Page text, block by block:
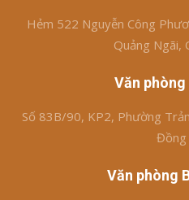
Hẻm 522 Nguyễn Công
Quảng Ngãi,
Văn
Số 83B/90, KP2, Phường
Đồng
Văn phòng